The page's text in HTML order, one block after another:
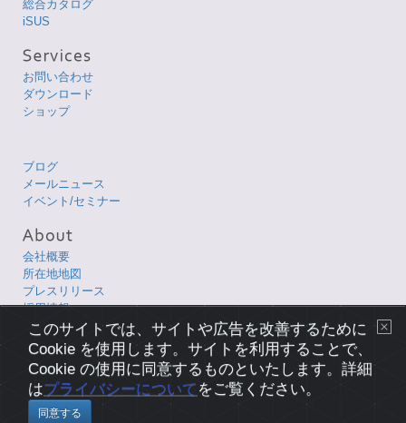
総合カタログ
iSUS
お問い合わせ
ダウンロード
ショップ
ブログ
メールニュース
イベント/セミナー
会社概要
所在地地図
プレスリリース
採用情報
Copyright © 1998-2026 XLsoft Corporation. All Rights Reserved.
各製品名は、各社の商標または登録商標です。
プライバシーについて| 使用条件| サイトマップ |
このサイトでは、サイトや広告を改善するために
Cookie を使用します。サイトを利用することで、
Cookie の使用に同意するものといたします。詳細
はプライバシーについて をご覧ください。
同意する